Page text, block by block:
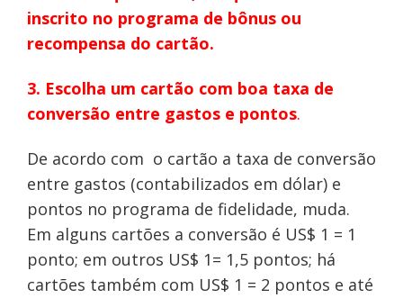
inscrito no programa de bônus ou
recompensa do cartão.
3. Escolha um cartão com boa taxa de
conversão entre gastos e pontos.
De acordo com o cartão a taxa de conversão
entre gastos (contabilizados em dólar) e
pontos no programa de fidelidade, muda.
Em alguns cartões a conversão é US$ 1 = 1
ponto; em outros US$ 1= 1,5 pontos; há
cartões também com US$ 1 = 2 pontos e até